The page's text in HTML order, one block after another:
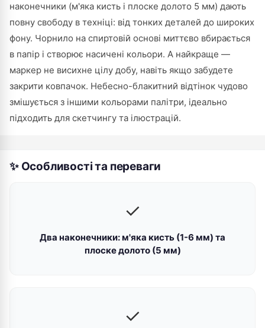
наконечники (м'яка кисть і плоске долото 5 мм) дають
повну свободу в техніці: від тонких деталей до широких
фону. Чорнило на спиртовій основі миттєво вбирається
в папір і створює насичені кольори. А найкраще —
маркер не висихне цілу добу, навіть якщо забудете
закрити ковпачок. Небесно-блакитний відтінок чудово
змішується з іншими кольорами палітри, ідеально
підходить для скетчингу та ілюстрацій.
✨ Особливості та переваги
✓
Два наконечники: м'яка кисть (1-6 мм) та
плоске долото (5 мм)
✓